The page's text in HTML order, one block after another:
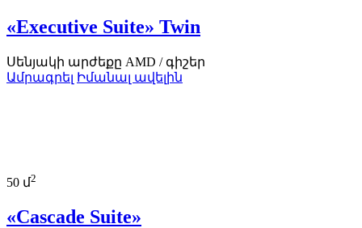
«Executive Suite» Twin
Սենյակի արժեքը AMD / գիշեր
Ամրագրել Իմանալ ավելին
50 մ2
«Cascade Suite»